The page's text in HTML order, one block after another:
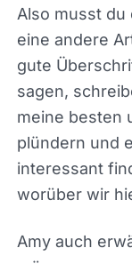
der Prämisse,
funktioniert,
immer wahr.
Also musst
nur eine
unglaublich
einfügen und
schlechtesten